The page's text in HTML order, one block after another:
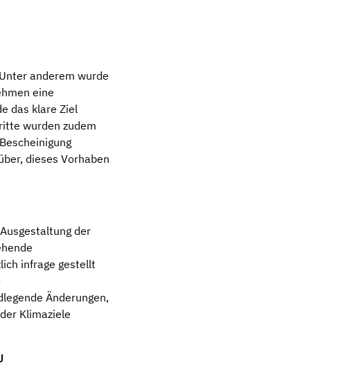
anderem wurde
eine
das klare Ziel
wurden zudem
dieses Vorhaben
der
infrage gestellt
Änderungen,
Klimaziele